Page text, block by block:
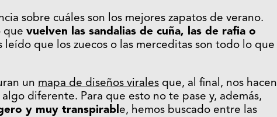
sobre cuáles son los mejores zapatos de verano.
que vuelven las sandalias de cuña, las de rafia o
leído que los zuecos o las merceditas son todo lo que
un mapa de diseños virales que, al final, nos hacen
diferente. Para que esto no te pase y, además,
y muy transpirable, hemos buscado entre las